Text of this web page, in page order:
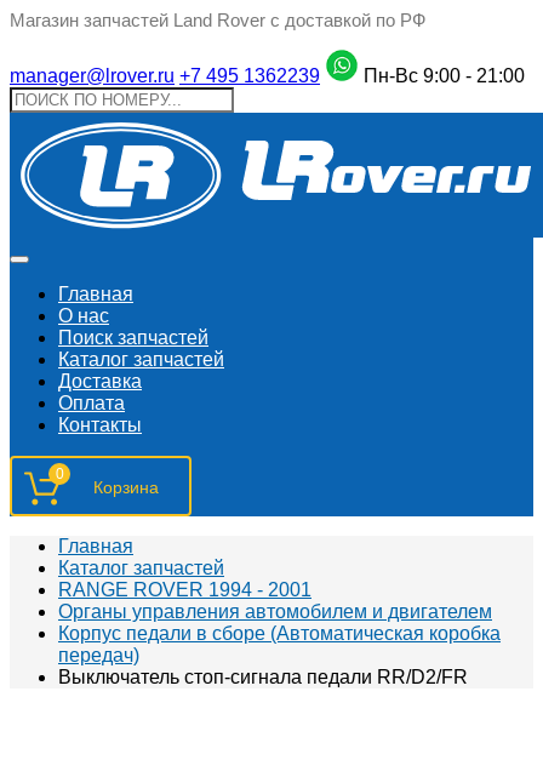
Магазин запчастей Land Rover с доставкой по РФ
manager@lrover.ru +7 495 1362239 Пн-Вс 9:00 - 21:00
Главная
О нас
Поиск запчастeй
Каталог запчастей
Доставка
Оплата
Контакты
0
Главная
Каталог запчастей
RANGE ROVER 1994 - 2001
Органы управления автомобилем и двигателем
Корпус педали в сборе (Автоматическая коробка
передач)
Выключатель стоп-сигнала педали RR/D2/FR